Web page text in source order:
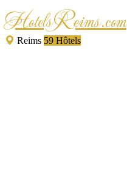
HotelsReims.com
Reims 59 Hôtels